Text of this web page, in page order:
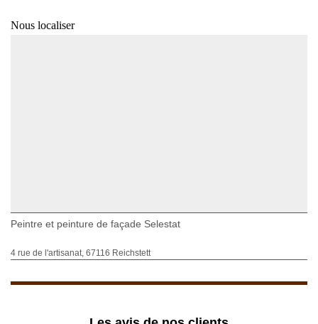
Nous localiser
Peintre et peinture de façade Selestat
4 rue de l'artisanat, 67116 Reichstett